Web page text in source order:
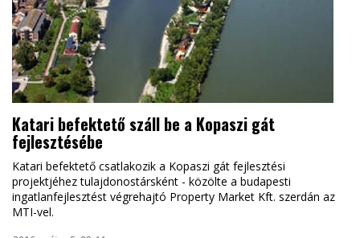
Katari befektető száll be a Kopaszi gát
fejlesztésébe
Katari befektető csatlakozik a Kopaszi gát fejlesztési
projektjéhez tulajdonostársként - közölte a budapesti
ingatlanfejlesztést végrehajtó Property Market Kft. szerdán az
MTI-vel.